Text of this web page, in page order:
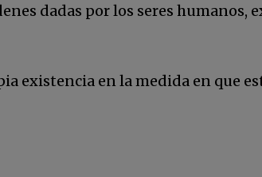
dadas por los seres
existencia en la medida en que